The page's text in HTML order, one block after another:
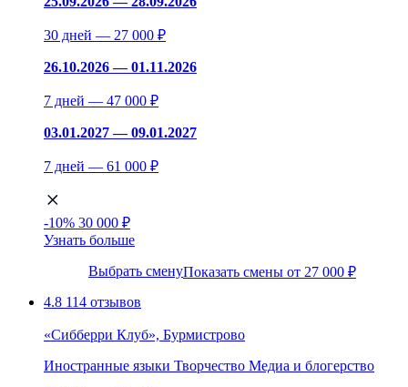
30 дней — 27 000 ₽
26.10.2026 — 01.11.2026
7 дней — 47 000 ₽
03.01.2027 — 09.01.2027
7 дней — 61 000 ₽
-10% 30 000 ₽
Узнать больше
Выбрать сменуПоказать смены от 27 000 ₽
4.8 114 отзывов
«Сибберри Клуб», Бурмистрово
Иностранные языки Творчество Медиа и блогерство